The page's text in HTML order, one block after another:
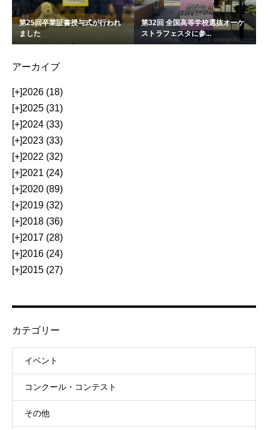
第25回卒業証書授与式が行われ
ました
第32回 全国高等学校選抜オーケ
ストラフェスタに参...
アーカイブ
[+]2026 (18)
[+]2025 (31)
[+]2024 (33)
[+]2023 (33)
[+]2022 (32)
[+]2021 (24)
[+]2020 (89)
[+]2019 (32)
[+]2018 (36)
[+]2017 (28)
[+]2016 (24)
[+]2015 (27)
カテゴリー
イベント
コンクール・コンテスト
その他